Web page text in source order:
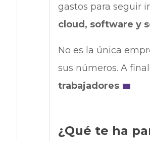
gastos para seguir
cloud, software y
No es la única
sus números. A
trabajadores.
¿Qué te ha